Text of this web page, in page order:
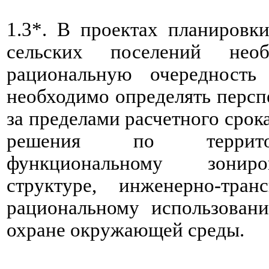
1.3*. В проектах
сельских поселений
рациональную
необходимо определять
за пределами расчетного
решения по
функциональному
структуре, инженерно-
рациональному
охране окружающей среды.